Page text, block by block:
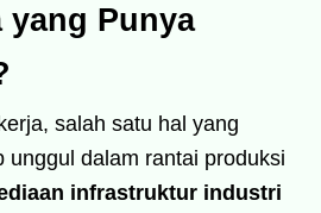
yang Punya
salah satu hal yang
unggul dalam rantai produksi
infrastruktur industri